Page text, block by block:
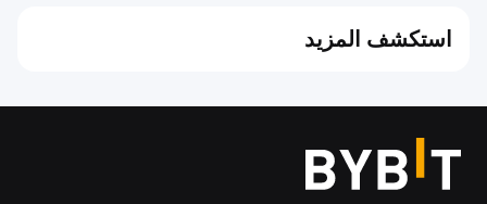
استكشف المزيد